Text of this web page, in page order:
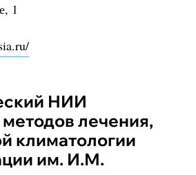
1
лечения,
климатологии
им. И.М.